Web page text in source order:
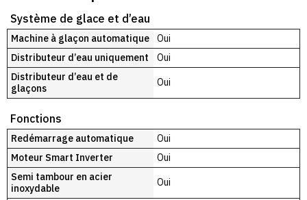
Système de glace et d’eau
Machine à glaçon automatique
Oui
Distributeur d’eau uniquement
Oui
Distributeur d’eau et de
glaçons
Oui
Fonctions
Redémarrage automatique
Oui
Moteur Smart Inverter
Oui
Semi tambour en acier
inoxydable
Oui